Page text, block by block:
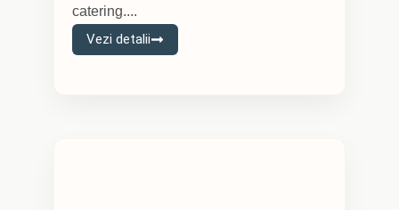
catering....
Vezi detalii